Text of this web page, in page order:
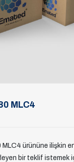
MLC4
ürününe ilişkin
bir teklif istemek